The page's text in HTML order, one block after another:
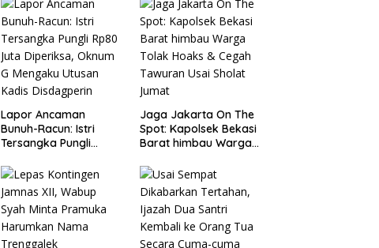
Lapor Ancaman
Bunuh-Racun: Istri
Tersangka Pungli
Oknum G Mengaku
Utusan Kadis
Disdagperin
Jaga Jakarta On The
Spot: Kapolsek Bekasi
Barat himbau Warga
Tawuran Usai Sholat
Jumat